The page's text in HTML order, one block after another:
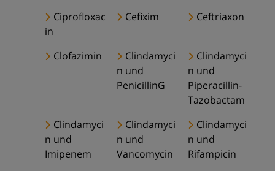
Ciprofloxac
in
Cefixim Ceftriaxon
Clofazimin
Clindamyci
n und
PenicillinG
Clindamyci
n und
Piperacillin-
Tazobactam
Clindamyci
n und
Imipenem
Clindamyci
n und
Vancomycin
Clindamyci
n und
Rifampicin